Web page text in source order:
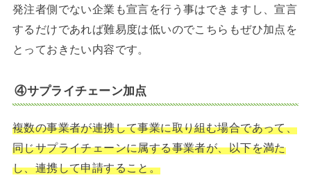
発注者側でない企業も宣言を行う事はできますし、宣言
するだけであれば難易度は低いのでこちらもぜひ加点を
とっておきたい内容です。
④サプライチェーン加点
複数の事業者が連携して事業に取り組む場合であって、
同じサプライチェーンに属する事業者が、以下を満た
し、連携して申請すること。